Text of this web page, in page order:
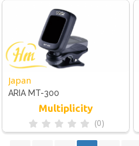
Japan
ARIA MT-300
Multiplicity
(0)